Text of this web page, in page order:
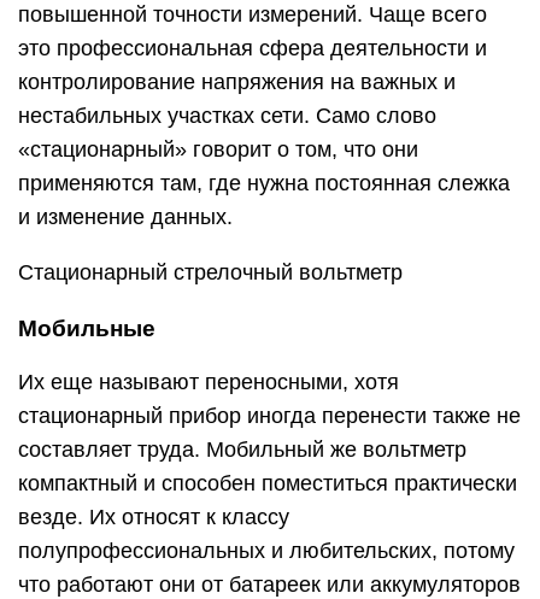
повышенной точности измерений. Чаще всего
это профессиональная сфера деятельности и
контролирование напряжения на важных и
нестабильных участках сети. Само слово
«стационарный» говорит о том, что они
применяются там, где нужна постоянная слежка
и изменение данных.
Стационарный стрелочный вольтметр
Мобильные
Их еще называют переносными, хотя
стационарный прибор иногда перенести также не
составляет труда. Мобильный же вольтметр
компактный и способен поместиться практически
везде. Их относят к классу
полупрофессиональных и любительских, потому
что работают они от батареек или аккумуляторов